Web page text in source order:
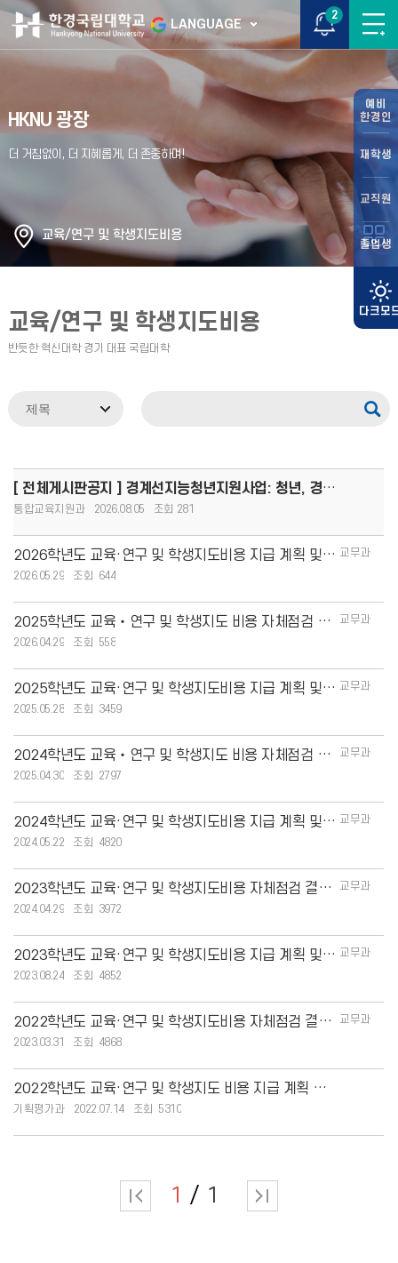
LANGUAGE
2
예비
한경인
재학생
교직원
졸업생
HKNU 광장
교육/연구 및 학생지도비용
교육/연구 및 학생지도비용
[ 전체게시판공지 ] 경계선지능청년지원사업: 청년, 경계를 넘어 커리어 도약!(8.13.(목)까지 모집, 1인당
통합교육지원과 2026.08.05 281
2026학년도 교육·연구 및 학생지도비용 지급 계획 및 현황 교무과
2026.05.29
644
2025학년도 교육‧연구 및 학생지도 비용 자체점검 결과 안내
교무과
2026.04.29
558
2025학년도 교육·연구 및 학생지도비용 지급 계획 및 현황 교무과
2025.05.28
3459
2024학년도 교육‧연구 및 학생지도 비용 자체점검 결과 안내
교무과
2025.04.30
2797
2024학년도 교육·연구 및 학생지도비용 지급 계획 및 현황 교무과
2024.05.22
4820
2023학년도 교육·연구 및 학생지도비용 자체점검 결과 안내
교무과
2024.04.29
3972
2023학년도 교육·연구 및 학생지도비용 지급 계획 및 현황 교무과
2023.08.24
4852
2022학년도 교육·연구 및 학생지도비용 자체점검 결과 안내
교무과
2023.03.31
4868
2022학년도 교육·연구 및 학생지도 비용 지급 계획 및 현황
기획평가과 2022.07.14 5310
1 1